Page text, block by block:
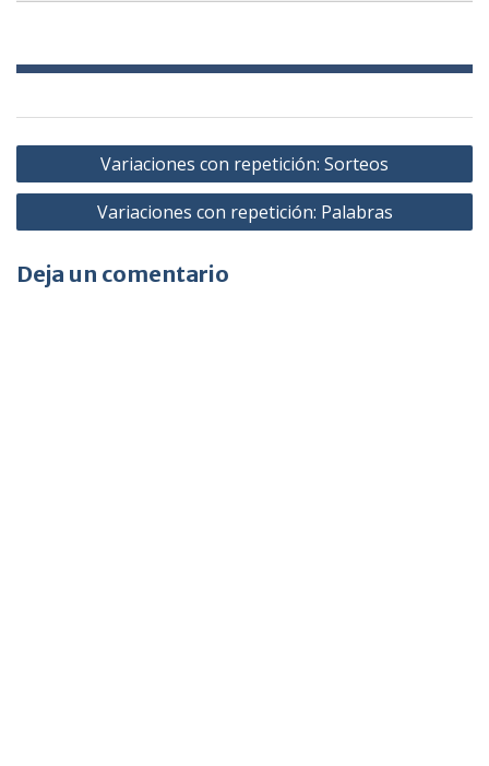
Navegación
de
entradas
Variaciones con repetición: Sorteos
Variaciones con repetición: Palabras
Deja un comentario